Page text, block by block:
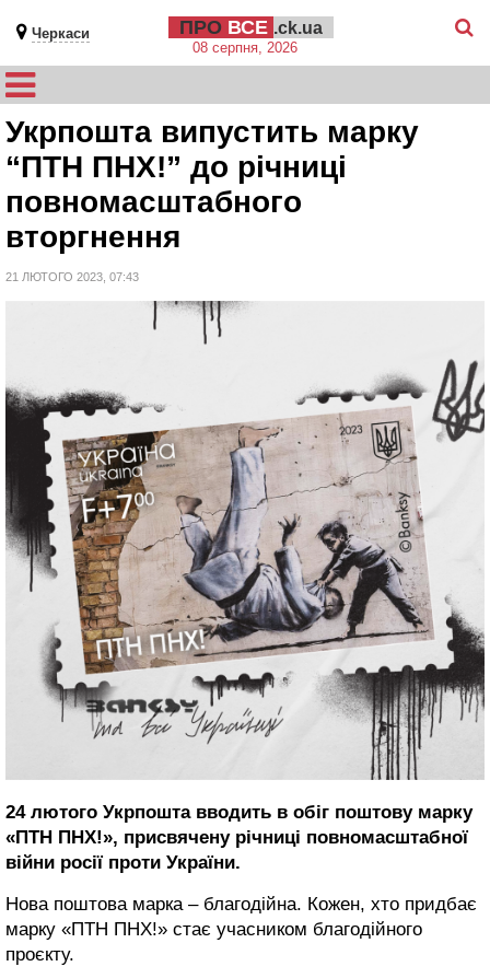
Черкаси ПРО ВСЕ .ck.ua
08 серпня, 2026
Укрпошта випустить марку
“ПТН ПНХ!” до річниці
повномасштабного
вторгнення
21 ЛЮТОГО 2023, 07:43
24 лютого Укрпошта вводить в обіг поштову марку
«ПТН ПНХ!», присвячену річниці повномасштабної
війни росії проти України.
Нова поштова марка – благодійна. Кожен, хто придбає
марку «ПТН ПНХ!» стає учасником благодійного
проєкту.